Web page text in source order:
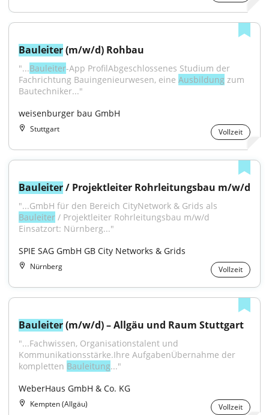
Bauleiter (m/w/d) Rohbau
"...Bauleiter-App ProfilAbgeschlossenes Studium der
Fachrichtung Bauingenieurwesen, eine Ausbildung zum
Bautechniker..."
weisenburger bau GmbH
Stuttgart Vollzeit
Bauleiter / Projektleiter Rohrleitungsbau m/w/d
Bauleiter / Projektleiter Rohrleitungsbau m/w/d
Einsatzort: Nürnberg..."
SPIE SAG GmbH GB City Networks & Grids
Nürnberg Vollzeit
Bauleiter (m/w/d) – Allgäu und Raum Stuttgart
"...Fachwissen, Organisationstalent und
Kommunikationsstärke.Ihre AufgabenÜbernahme der
kompletten Bauleitung..."
WeberHaus GmbH & Co. KG
Kempten (Allgäu) Vollzeit